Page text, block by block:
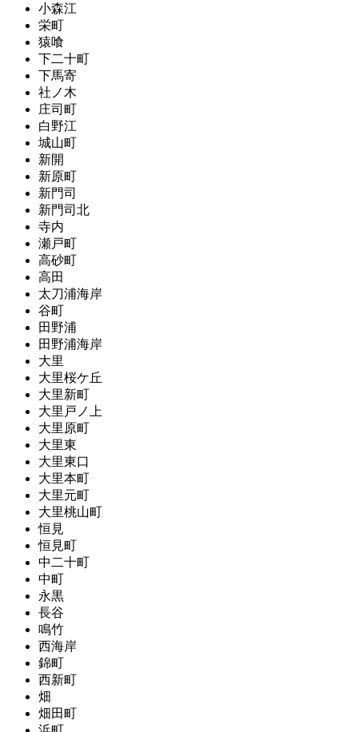
小森江
栄町
猿喰
下二十町
下馬寄
社ノ木
庄司町
白野江
城山町
新開
新原町
新門司
新門司北
寺内
瀬戸町
高砂町
高田
太刀浦海岸
谷町
田野浦
田野浦海岸
大里
大里桜ケ丘
大里新町
大里戸ノ上
大里原町
大里東
大里東口
大里本町
大里元町
大里桃山町
恒見
恒見町
中二十町
中町
永黒
長谷
鳴竹
西海岸
錦町
西新町
畑
畑田町